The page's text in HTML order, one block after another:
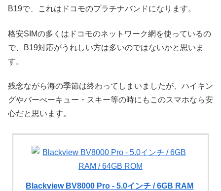
B19で、これはドコモのプラチナバンドになります。
格安SIMの多くはドコモのネットワーク網を使っているの
で、B19対応がうれしい方は多いのではないかと思いま
す。
残念ながら海の季節は終わってしまいましたが、ハイキン
グやバーべーキュー・スキー等の時にもこのスマホなら安
心だと思います。
Blackview BV8000 Pro - 5.0インチ / 6GB RAM